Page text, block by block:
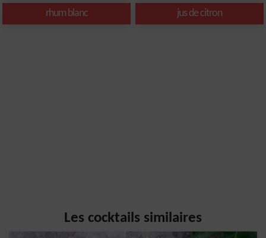
rhum blanc jus de citron
Les cocktails similaires